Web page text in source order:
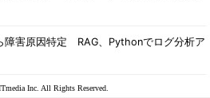
障害原因特定 RAG、Pythonでログ分析ア
Inc. All Rights Reserved.